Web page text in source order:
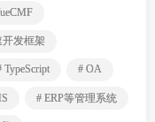
开发框架
TypeScript # OA
# ERP等管理系统